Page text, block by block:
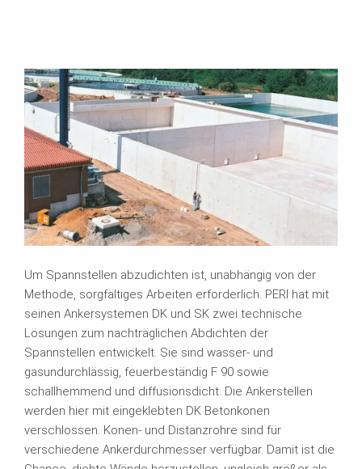
Um Spannstellen abzudichten ist, unabhängig von der
Methode, sorgfältiges Arbeiten erforderlich. PERI hat mit
seinen Ankersystemen DK und SK zwei technische
Lösungen zum nachträglichen Abdichten der
Spannstellen entwickelt. Sie sind wasser- und
gasundurchlässig, feuerbeständig F 90 sowie
schallhemmend und diffusionsdicht. Die Ankerstellen
werden hier mit eingeklebten DK Betonkonen
verschlossen. Konen- und Distanzrohre sind für
verschiedene Ankerdurchmesser verfügbar. Damit ist die